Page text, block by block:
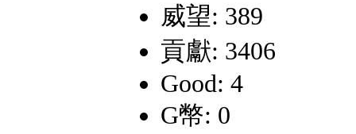
威望: 389
貢獻: 3406
Good: 4
G幣: 0